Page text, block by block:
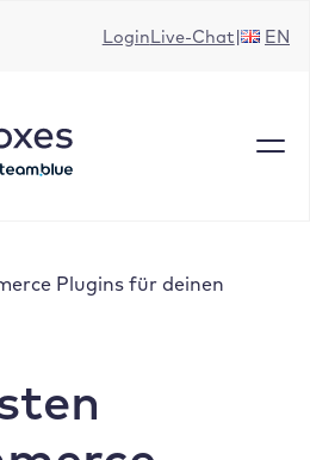
LoginLive-Chat EN
Plugins für deinen